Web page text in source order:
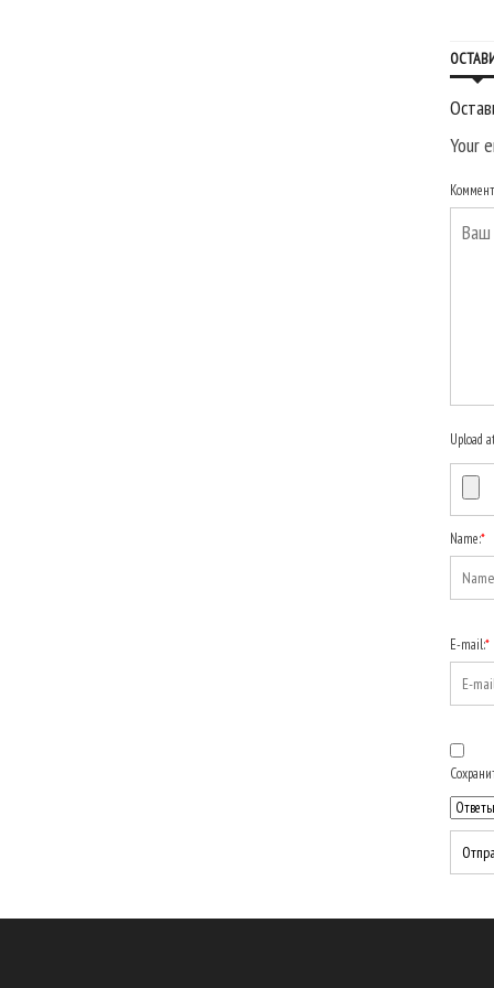
Your
Upload
Name:*
E-mail:*